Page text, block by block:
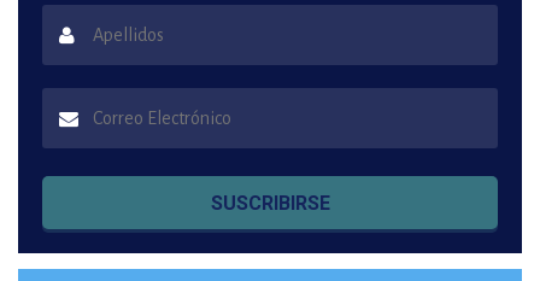
SUSCRIBIRSE